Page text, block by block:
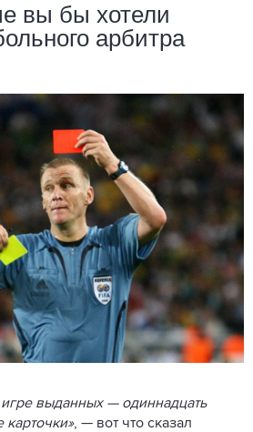
вы бы хотели
арбитра
выданных — одиннадцать
, — вот что сказал